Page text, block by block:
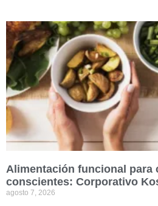
Alimentación funcional para
conscientes: Corporativo
agosto 7, 2026